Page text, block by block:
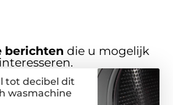
berichten die u mogelijk
interesseren.
tot decibel dit
wasmachine